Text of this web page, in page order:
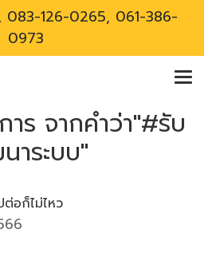
083-126-0265, 061-386-
0973
ร จากคำว่า"#รับ
ระบบ"
ต่อก็ไม่ไหว